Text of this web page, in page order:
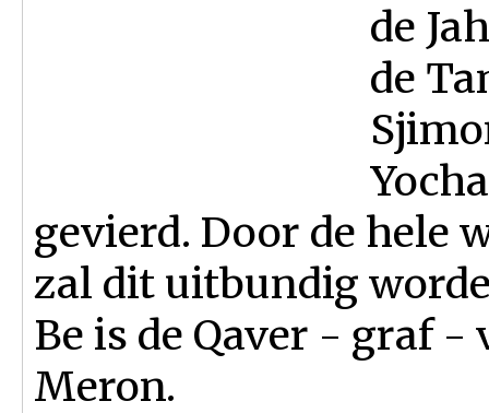
de
de
gevierd. Door de hele
zal dit uitbundig
Be is de Qaver - graf -
Meron.